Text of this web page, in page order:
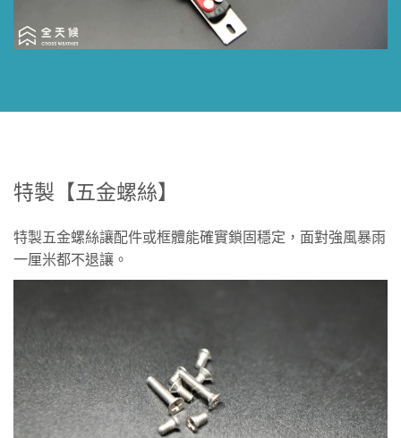
特製【五金螺絲】
特製五金螺絲讓配件或框體能確實鎖固穩定，面對強風暴雨
一厘米都不退讓。